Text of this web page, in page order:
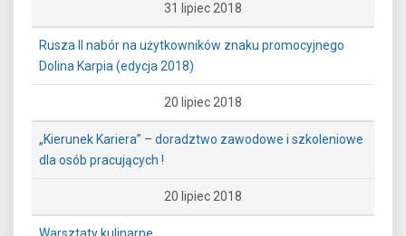
31 lipiec 2018
Rusza II nabór na użytkowników znaku promocyjnego
Dolina Karpia (edycja 2018)
20 lipiec 2018
„Kierunek Kariera” – doradztwo zawodowe i szkoleniowe
dla osób pracujących !
20 lipiec 2018